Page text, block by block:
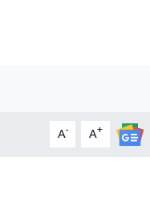
A- A+